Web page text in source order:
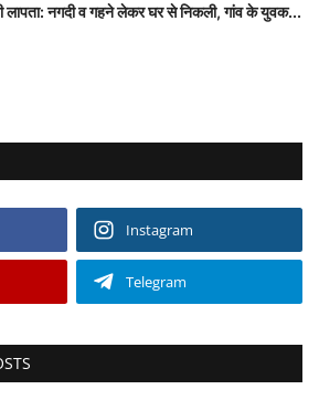
लापता: नगदी व गहने लेकर घर से निकली, गांव के युवक...
Instagram
Telegram